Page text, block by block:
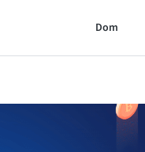
Dom